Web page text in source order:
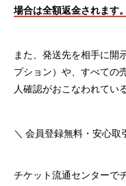
場合は全額返金されます。
また、発送先を相手に開
プション）や、すべての
人確認がおこなわれてい
＼ 会員登録無料・安心取
チケット流通センターで